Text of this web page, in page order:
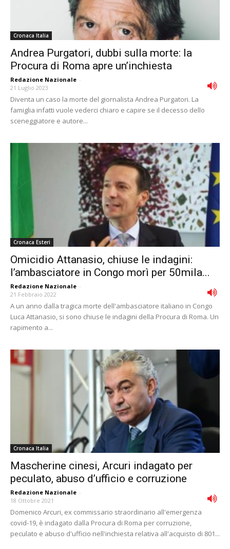
Cronaca Italia
Andrea Purgatori, dubbi sulla morte: la
Procura di Roma apre un’inchiesta
Redazione Nazionale -
21 Luglio 2023
Diventa un caso la morte del giornalista Andrea Purgatori. La
famiglia infatti vuole vederci chiaro e capire se il decesso dello
sceneggiatore e autore...
Cronaca Esteri
Omicidio Attanasio, chiuse le indagini:
l’ambasciatore in Congo morì per 50mila...
Redazione Nazionale -
21 Febbraio 2022
A un anno dalla tragica morte dell'ambasciatore italiano in Congo
Luca Attanasio, si sono chiuse le indagini della Procura di Roma. Un
rapimento a...
Cronaca Italia
Mascherine cinesi, Arcuri indagato per
peculato, abuso d’ufficio e corruzione
Redazione Nazionale -
18 Ottobre 2021
Domenico Arcuri, ex commissario straordinario all'emergenza
covid-19, è indagato dalla Procura di Roma per corruzione,
peculato e abuso d'ufficio nell'inchiesta relativa all'acquisto di 801...